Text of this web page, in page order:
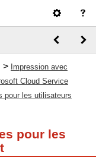
> Impression avec
Cloud Service
pour les utilisateurs
pour les